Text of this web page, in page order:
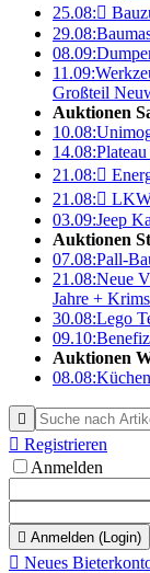
25.08:
29.08:
08.09:
11.09:
Großteil
Auktionen
10.08:
14.08:
21.08:
21.08:
03.09:Jeep
Auktionen
07.08:Pall-
21.08:Neue
Jahre +
30.08:Lego
09.10:
Auktionen
08.08:

 Registrieren
Anmelden
 Anmelden (Login)
 Neues